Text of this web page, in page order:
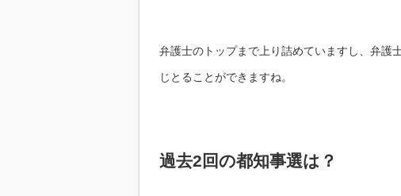
弁護士のトップまで上り詰めていますし、弁護
じとることができますね。
過去2回の都知事選は？